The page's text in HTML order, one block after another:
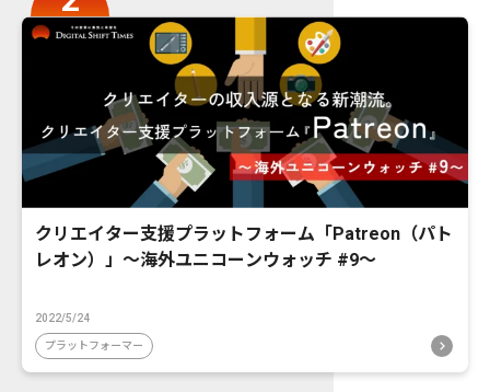
クリエイター支援プラットフォーム「Patreon（パト
レオン）」〜海外ユニコーンウォッチ #9〜
2022/5/24
プラットフォーマー